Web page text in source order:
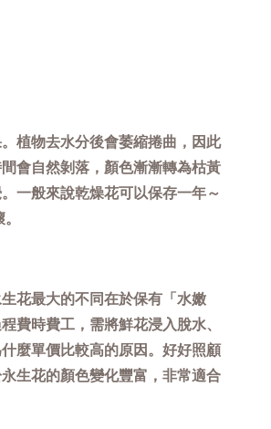
植物去水分後會萎縮捲曲，因此
會自然剝落，顏色漸漸轉為枯黃
一般來說乾燥花可以保存一年～
花最大的不同在於保有「水嫩
費時費工，需將鮮花浸入脫水、
麼單價比較高的原因。好好照顧
生花的顏色變化豐富，非常適合